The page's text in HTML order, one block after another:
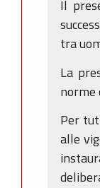
Il
tra
La
norme
Per
alle